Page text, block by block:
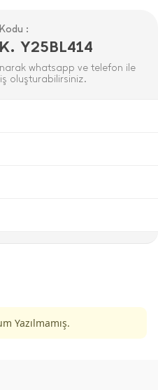
:
Y25BL414
whatsapp ve telefon ile
oluşturabilirsiniz.
Yazılmamış.